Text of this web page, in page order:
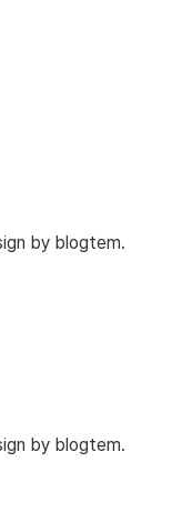
by blogtem.
by blogtem.